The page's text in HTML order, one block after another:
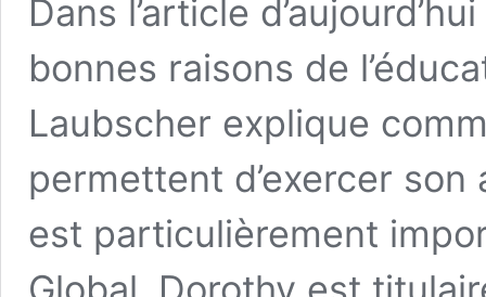
Dans l’article
bonnes raisons de
Laubscher explique
permettent d’exercer
est particulièrement